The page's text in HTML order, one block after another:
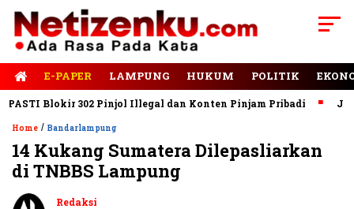
E-PAPER LAMPUNG HUKUM POLITIK
Blokir 302 Pinjol Illegal dan Konten Pinjam Pribadi Jalan
Home / Bandarlampung
14 Kukang Sumatera Dilepasliarkan
di TNBBS Lampung
Redaksi